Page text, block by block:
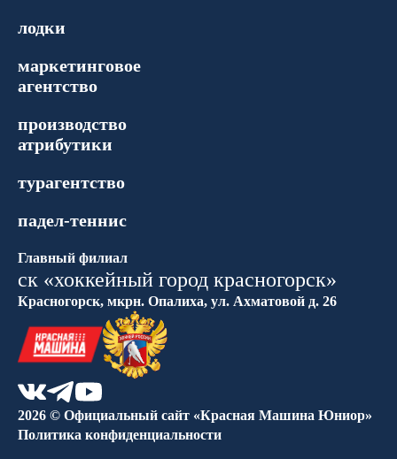
лодки
маркетинговое
агентство
производство
атрибутики
турагентство
падел-теннис
Главный филиал
ск «хоккейный город красногорск»
Красногорск, мкрн. Опалиха, ул. Ахматовой д. 26
2026 © Официальный сайт «Красная Машина Юниор»
Политика конфиденциальности